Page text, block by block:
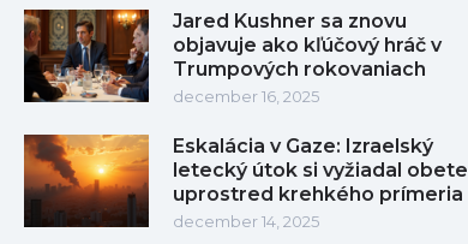
Jared Kushner sa znovu
objavuje ako kľúčový hráč v
Trumpových rokovaniach
december 16, 2025
Eskalácia v Gaze: Izraelský
letecký útok si vyžiadal obete
uprostred krehkého prímeria
december 14, 2025